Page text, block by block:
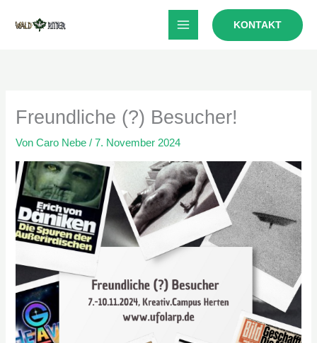
Inhalt
KONTAKT
Freundliche (?) Besucher!
VonCaro Nebe/7. November 2024